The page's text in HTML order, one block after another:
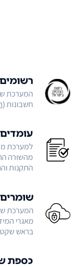
המערכת
חשבונות (
למערכת
מהשורה
התקנות
המערכת
מאגרי
בראש שקט
כספת